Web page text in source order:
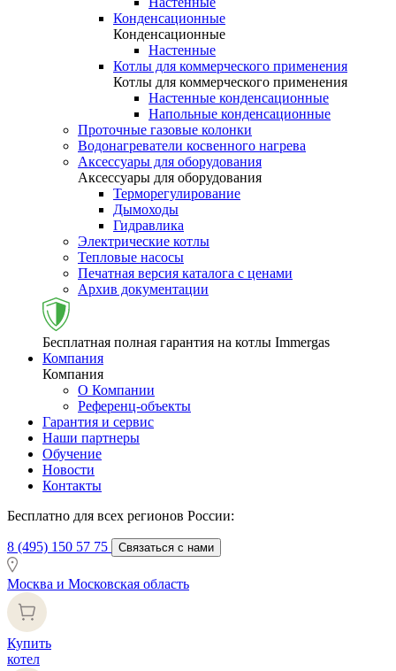
Конденсационные
Конденсационные
Настенные
Котлы для коммерческого применения
Котлы для коммерческого применения
Настенные конденсационные
Напольные конденсационные
Проточные газовые колонки
Водонагреватели косвенного нагрева
Аксессуары для оборудования
Аксессуары для оборудования
Терморегулирование
Дымоходы
Гидравлика
Электрические котлы
Тепловые насосы
Печатная версия каталога с ценами
Архив документации
Бесплатная полная гарантия на котлы Immergas
Компания
Компания
О Компании
Референц-объекты
Гарантия и сервис
Наши партнеры
Обучение
Новости
Контакты
Бесплатно для всех регионов России:
8 (495) 150 57 75 Связаться с нами
Москва и Московская область
Купить
котел